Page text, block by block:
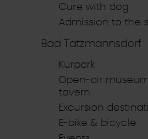
Cure with dog
Admission to the
Bad Tatzmannsdorf
Kurpark
Open-air
tavern
Excursion
E-bike & bicycle